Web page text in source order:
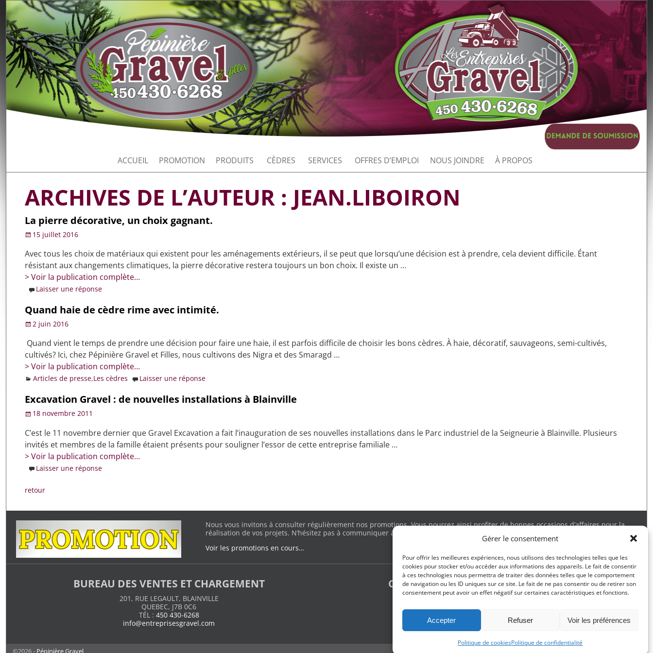
Gérer le consentement
Pour offrir les meilleures expériences, nous utilisons des technologies telles que les
cookies pour stocker et/ou accéder aux informations des appareils. Le fait de consentir
à ces technologies nous permettra de traiter des données telles que le comportement
de navigation ou les ID uniques sur ce site. Le fait de ne pas consentir ou de retirer son
consentement peut avoir un effet négatif sur certaines caractéristiques et fonctions.
Accepter Refuser Voir les préférences
Politique de cookiesPolitique de confidentialité
ACCUEIL PROMOTION PRODUITS CÈDRES SERVICES OFFRES D’EMPLOI NOUS JOINDRE À PROPOS
ARCHIVES DE L’AUTEUR : JEAN.LIBOIRON
La pierre décorative, un choix gagnant.
15 juillet 2016
Avec tous les choix de matériaux qui existent pour les aménagements extérieurs, il se peut que lorsqu’une décision est à prendre, cela devient difficile. Étant
résistant aux changements climatiques, la pierre décorative restera toujours un bon choix. Il existe un …
> Voir la publication complète…
Laisser une réponse
Quand haie de cèdre rime avec intimité.
2 juin 2016
Quand vient le temps de prendre une décision pour faire une haie, il est parfois difficile de choisir les bons cèdres. À haie, décoratif, sauvageons, semi-cultivés,
cultivés? Ici, chez Pépinière Gravel et Filles, nous cultivons des Nigra et des Smaragd …
> Voir la publication complète…
Articles de presse,Les cèdres Laisser une réponse
Excavation Gravel : de nouvelles installations à Blainville
18 novembre 2011
C’est le 11 novembre dernier que Gravel Excavation a fait l’inauguration de ses nouvelles installations dans le Parc industriel de la Seigneurie à Blainville. Plusieurs
invités et membres de la famille étaient présents pour souligner l’essor de cette entreprise familiale …
> Voir la publication complète…
Laisser une réponse
retour
Nous vous invitons à consulter régulièrement nos promotions. Vous pourrez ainsi profiter de bonnes occasions d’affaires pour la
réalisation de vos projets. N’hésitez pas à communiquer avec nous pour obtenir tous les détails. Merci.
Voir les promotions en cours…
BUREAU DES VENTES ET CHARGEMENT
201, RUE LEGAULT, BLAINVILLE
QUEBEC, J7B 0C6
TÉL : 450 430-6268
info@entreprisesgravel.com
CÈDRES ET ESPACE JARDIN DE MÉLISSA
438-378-6268